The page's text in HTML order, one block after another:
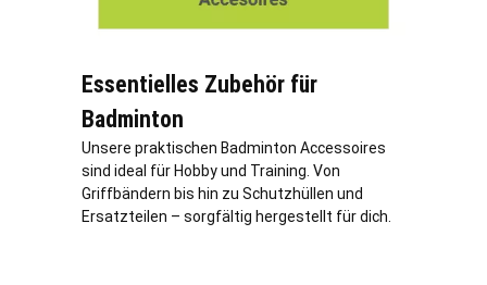
Essentielles Zubehör für
Badminton
Unsere praktischen Badminton Accessoires
sind ideal für Hobby und Training. Von
Griffbändern bis hin zu Schutzhüllen und
Ersatzteilen – sorgfältig hergestellt für dich.